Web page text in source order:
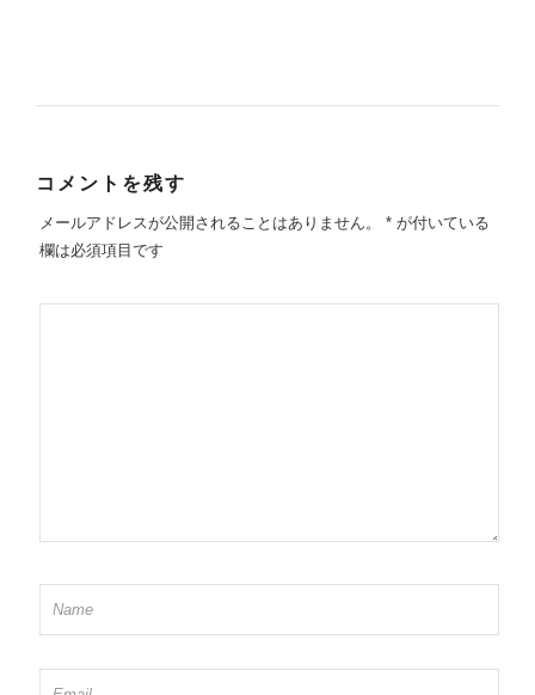
コメントを残す
メールアドレスが公開されることはありません。 *が付いている
欄は必須項目です